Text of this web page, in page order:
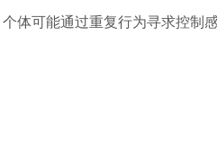
体可能通过重复行为寻求控制